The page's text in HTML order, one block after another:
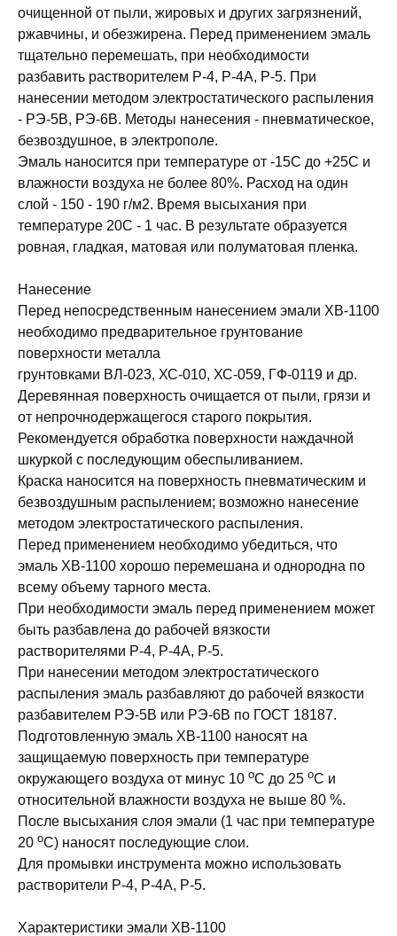
очищенной от пыли, жировых и других загрязнений,
ржавчины, и обезжирена. Перед применением эмаль
тщательно перемешать, при необходимости
разбавить растворителем Р-4, Р-4А, Р-5. При
нанесении методом электростатического распыления
- РЭ-5В, РЭ-6В. Методы нанесения - пневматическое,
безвоздушное, в электрополе.
Эмаль наносится при температуре от -15С до +25С и
влажности воздуха не более 80%. Расход на один
слой - 150 - 190 г/м2. Время высыхания при
температуре 20С - 1 час. В результате образуется
ровная, гладкая, матовая или полуматовая пленка.
Нанесение
Перед непосредственным нанесением эмали ХВ-1100
необходимо предварительное грунтование
поверхности металла
грунтовками ВЛ-023, ХС-010, ХС-059, ГФ-0119 и др.
Деревянная поверхность очищается от пыли, грязи и
от непрочнодержащегося старого покрытия.
Рекомендуется обработка поверхности наждачной
шкуркой с последующим обеспыливанием.
Краска наносится на поверхность пневматическим и
безвоздушным распылением; возможно нанесение
методом электростатического распыления.
Перед применением необходимо убедиться, что
эмаль ХВ-1100 хорошо перемешана и однородна по
всему объему тарного места.
При необходимости эмаль перед применением может
быть разбавлена до рабочей вязкости
растворителями Р-4, Р-4А, Р-5.
При нанесении методом электростатического
распыления эмаль разбавляют до рабочей вязкости
разбавителем РЭ-5В или РЭ-6В по ГОСТ 18187.
Подготовленную эмаль ХВ-1100 наносят на
защищаемую поверхность при температуре
окружающего воздуха от минус 10 оС до 25 оС и
относительной влажности воздуха не выше 80 %.
После высыхания слоя эмали (1 час при температуре
20 оС) наносят последующие слои.
Для промывки инструмента можно использовать
растворители Р-4, Р-4А, Р-5.
Характеристики эмали ХВ-1100